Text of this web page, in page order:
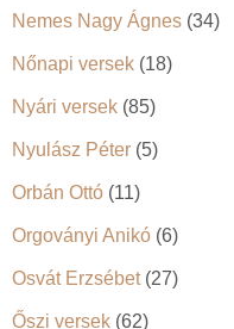
Nemes Nagy Ágnes (34)
Nőnapi versek (18)
Nyári versek (85)
Nyulász Péter (5)
Orbán Ottó (11)
Orgoványi Anikó (6)
Osvát Erzsébet(27)
Őszi versek (62)